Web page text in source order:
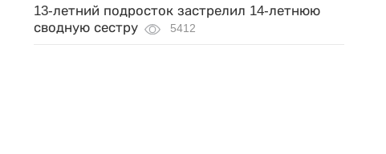
13-летний подросток застрелил 14-летнюю
сводную сестру
5412